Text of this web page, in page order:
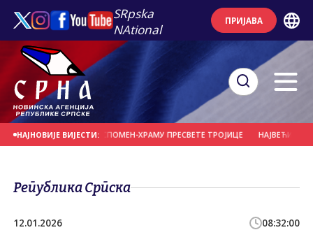
SRpska
NAtional
ПРИЈАВА
НАЈНОВИЈЕ ВИЈЕСТИ:
ЛИТУРГИЈИ У СПОМЕН-ХРАМУ ПРЕСВЕТЕ ТРОЈИЦЕ НАЈВЕЋИ ДУГ ЗА
Република Српска
12.01.2026 08:32:00